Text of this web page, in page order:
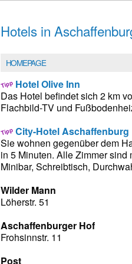
Hotels in
HOMEPAGE
Hotel Olive Inn
Das Hotel befindet sich 2 km
Flachbild-TV und
City-Hotel Aschaffenburg
Sie wohnen gegenüber dem
in 5 Minuten. Alle Zimmer
Minibar, Schreibtisch,
Wilder Mann
Löherstr. 51
Aschaffenburger Hof
Frohsinnstr. 11
Post